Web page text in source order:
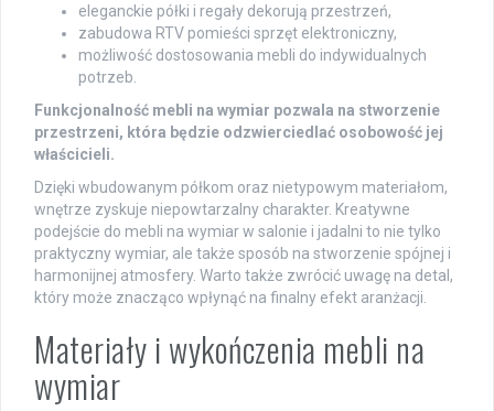
eleganckie półki i regały dekorują przestrzeń,
zabudowa RTV pomieści sprzęt elektroniczny,
możliwość dostosowania mebli do indywidualnych
potrzeb.
Funkcjonalność mebli na wymiar pozwala na stworzenie
przestrzeni, która będzie odzwierciedlać osobowość jej
właścicieli.
Dzięki wbudowanym półkom oraz nietypowym materiałom,
wnętrze zyskuje niepowtarzalny charakter. Kreatywne
podejście do mebli na wymiar w salonie i jadalni to nie tylko
praktyczny wymiar, ale także sposób na stworzenie spójnej i
harmonijnej atmosfery. Warto także zwrócić uwagę na detal,
który może znacząco wpłynąć na finalny efekt aranżacji.
Materiały i wykończenia mebli na
wymiar